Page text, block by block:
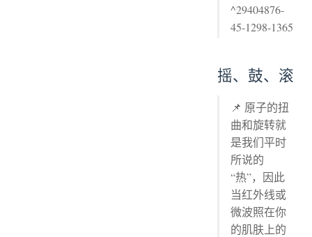
^29404876-
45-1298-1365
摇、鼓、滚
📌 原子的扭
曲和旋转就
是我们平时
所说的
“热”，因此
当红外线或
微波照在你
的肌肤上的